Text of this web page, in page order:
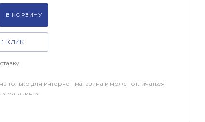
В КОРЗИНУ
КЛИК
только для интернет-магазина и может отличаться
магазинах